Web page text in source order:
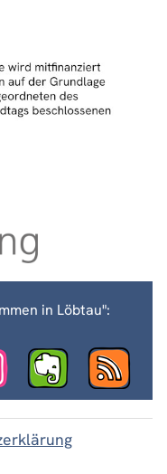
in Löbtau":